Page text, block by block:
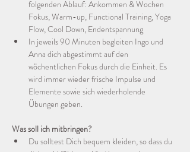
folgenden Ablauf: Ankommen & Wochen
Fokus, Warm-up, Functional Training, Yoga
Flow, Cool Down, Endentspannung
In jeweils 90 Minuten begleiten Ingo und
Anna dich abgestimmt auf den
wöchentlichen Fokus durch die Einheit. Es
wird immer wieder frische Impulse und
Elemente sowie sich wiederholende
Übungen geben.
Was soll ich mitbringen?
Du solltest Dich bequem kleiden, so dass du